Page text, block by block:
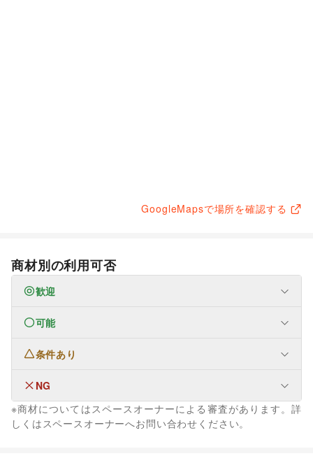
GoogleMapsで場所を確認する
商材別の利用可否
歓迎
なし可能
ファッション
ユニセックス
/ジュエリー・アクセサリー/メガネ・アイウェア/ 腕時計/
靴/バッグ・革小物/ファッション雑貨/ 和服・着物
条件あり
なしNG
なし
※商材についてはスペースオーナーによる審査があります。詳
しくはスペースオーナーへお問い合わせください。